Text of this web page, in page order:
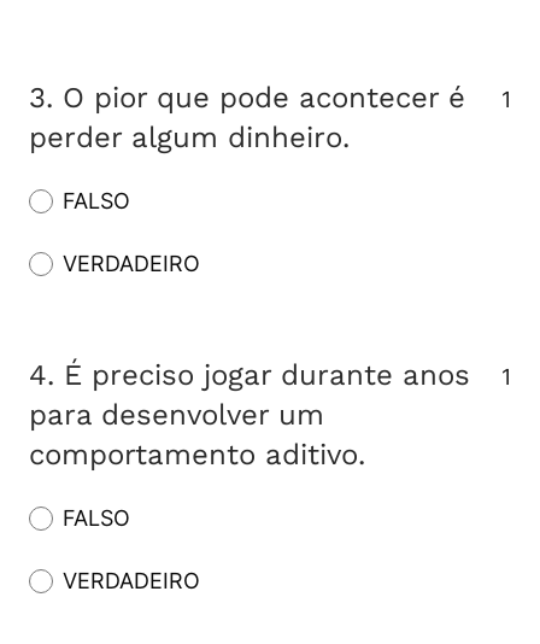
3. O pior que pode acontecer é
perder algum dinheiro.
1
FALSO
VERDADEIRO
4. É preciso jogar durante anos
para desenvolver um
comportamento aditivo.
1
FALSO
VERDADEIRO